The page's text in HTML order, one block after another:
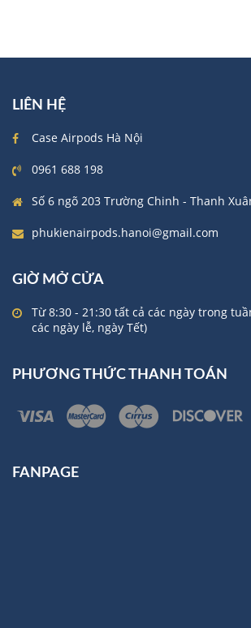
LIÊN HỆ
Case Airpods Hà Nội
0961 688 198
Số 6 ngõ 203 Trường Chinh - Thanh
phukienairpods.hanoi@gmail.com
GIỜ MỞ CỬA
Từ 8:30 - 21:30 tất cả các ngày trong
các ngày lễ, ngày Tết)
PHƯƠNG THỨC THANH TOÁN
FANPAGE